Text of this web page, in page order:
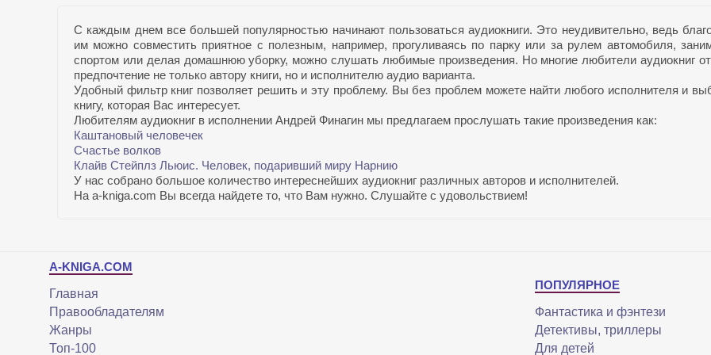
С каждым днем все большей популярностью начинают пользоваться аудиокниги. Это неудивительно, ведь
им можно совместить приятное с полезным, например, прогуливаясь по парку или за рулем автомобиля,
спортом или делая домашнюю уборку, можно слушать любимые произведения. Но многие любители аудиокниг
предпочтение не только автору книги, но и исполнителю аудио варианта.
Удобный фильтр книг позволяет решить и эту проблему. Вы без проблем можете найти любого исполнителя и
книгу, которая Вас интересует.
Любителям аудиокниг в исполнении Андрей Финагин мы предлагаем прослушать такие произведения как:
Каштановый человечек
Счастье волков
Клайв Стейплз Льюис. Человек, подаривший миру Нарнию
У нас собрано большое количество интереснейших аудиокниг различных авторов и исполнителей.
На a-kniga.com Вы всегда найдете то, что Вам нужно. Слушайте с удовольствием!
A-KNIGA.COM
Главная
Правообладателям
Жанры
Топ-100
ПОПУЛЯРНОЕ
Фантастика и фэнтези
Детективы, триллеры
Для детей